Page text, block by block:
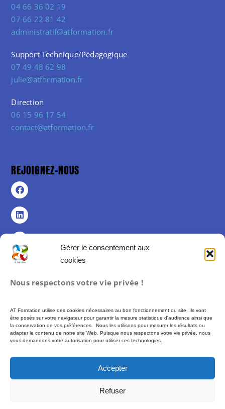
Gérer le consentement aux
cookies
Nous respectons votre vie privée !
AT Formation utilise des cookies nécessaires au bon fonctionnement du site. Ils vont
être posés sur votre navigateur pour garantir la mesure statistique d'audience ainsi que
la conservation de vos préférences. Nous les utilisons pour mesurer les résultats ou
adapter le contenu de notre site Web. Puisque nous respectons votre vie privée, nous
vous demandons votre autorisation pour utiliser ces technologies.
Accepter
Refuser
04 66 36 02 19
07 66 22 81 42
administratif@atformation.fr
Support Technique/Pédagogique
07 49 48 62 98
julie@atformation.fr
Direction
06 15 96 17 54
contact@atformation.fr
REJOIGNEZ-NOUS
Politique de cookies (UE)
Conditions Générales de Vente
possible via des fonds publics (CPF, France Travail…) soumis à conditions
d’éligibilité. –Plus d’informations :moncompteformation.gouv.fr